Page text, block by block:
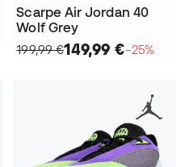
Scarpe Air Jordan 40
Wolf Grey
199,99 €149,99 €−25%